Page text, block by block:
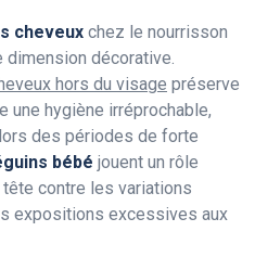
cheveux chez le nourrisson
décorative.
hors du visage préserve
une hygiène irréprochable,
des périodes de forte
bébé jouent un rôle
contre les variations
expositions excessives aux